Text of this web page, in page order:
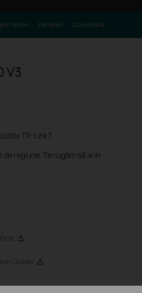
tehnic Parteneri Comunitate
V3
TP-Link?
regiune. Te rugăm să ai in
Guide